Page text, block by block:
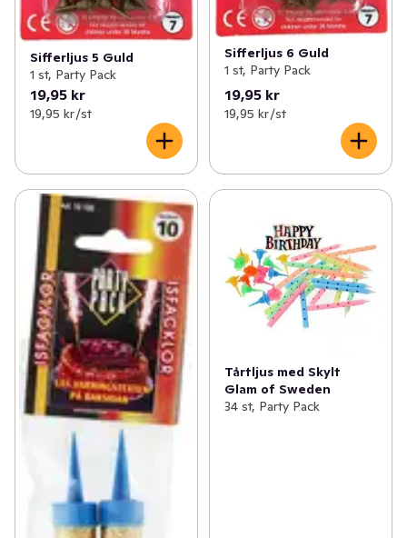
Sifferljus 5 Guld
1 st, Party Pack
19,95 kr
19,95 kr /st
Sifferljus 6 Guld
1 st, Party Pack
19,95 kr
19,95 kr /st
Tårtljus med Skylt
Glam of Sweden
34 st, Party Pack